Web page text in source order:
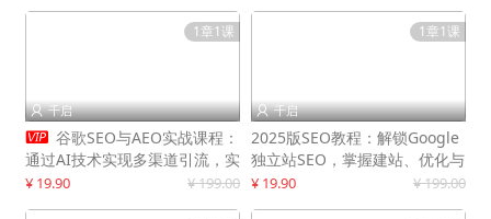
1章1课
 千启
 谷歌SEO与AEO实战课程：
通过AI技术实现多渠道引流，实
现网站流量增长300%
¥ 19.90 ¥ 199.00
1章1课
 千启
2025版SEO教程：解锁Google
独立站SEO，掌握建站、优化与
变现技巧
¥ 19.90 ¥ 199.00